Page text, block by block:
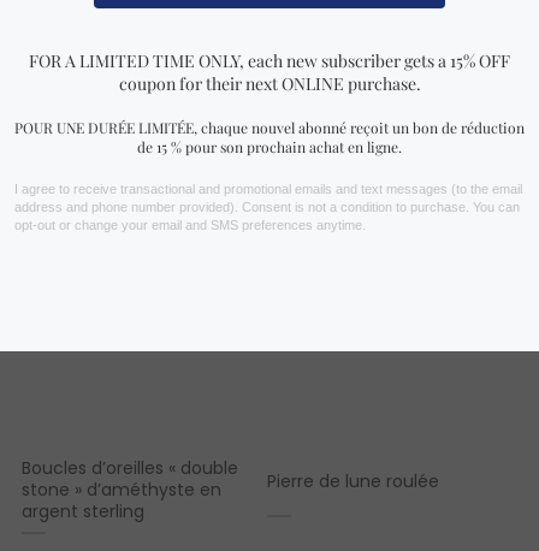
VOIR PLUS !
Vous aimerez peut-être aussi…
Boucles d’oreilles « double
stone » d’améthyste en
argent sterling
Pierre de lune roulée